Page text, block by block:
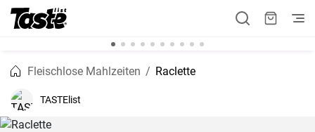
Fleischlose Mahlzeiten Raclette
TASTElist